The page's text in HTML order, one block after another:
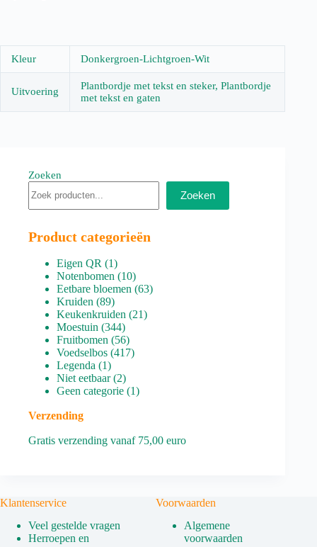
Kleur Donkergroen-Lichtgroen-Wit
Uitvoering
Plantbordje met tekst en steker, Plantbordje
met tekst en gaten
Zoeken
Zoeken
Product categorieën
Eigen QR 11
product
Notenbomen 1010
producten
Eetbare bloemen 6363
Kruiden 8989
producten
Keukenkruiden 2121
Moestuin 344344
producten
Fruitbomen 5656
producten
Voedselbos 417417
Legenda 11
product
Niet eetbaar 22
producten
Geen categorie 11
Verzending
Gratis verzending vanaf 75,00 euro
Klantenservice
Veel gestelde vragen
Herroepen en
Voorwaarden
Algemene
voorwaarden